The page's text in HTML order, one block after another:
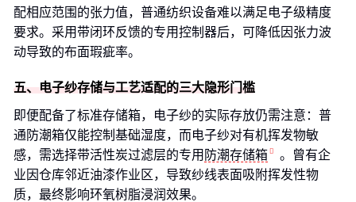
配相应范围的张力值，普通纺织设备难以满足电子级精度
要求。采用带闭环反馈的专用控制器后，可降低因张力波
动导致的布面瑕疵率。
五、电子纱存储与工艺适配的三大隐形门槛
即便配备了标准存储箱，电子纱的实际存放仍需注意：普
通防潮箱仅能控制基础湿度，而电子纱对有机挥发物敏
感，需选择带活性炭过滤层的专用 防潮存储箱
。曾有企
业因仓库邻近油漆作业区，导致纱线表面吸附挥发性物
质，最终影响环氧树脂浸润效果。